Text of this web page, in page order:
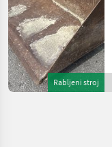
Rabljeni stroj